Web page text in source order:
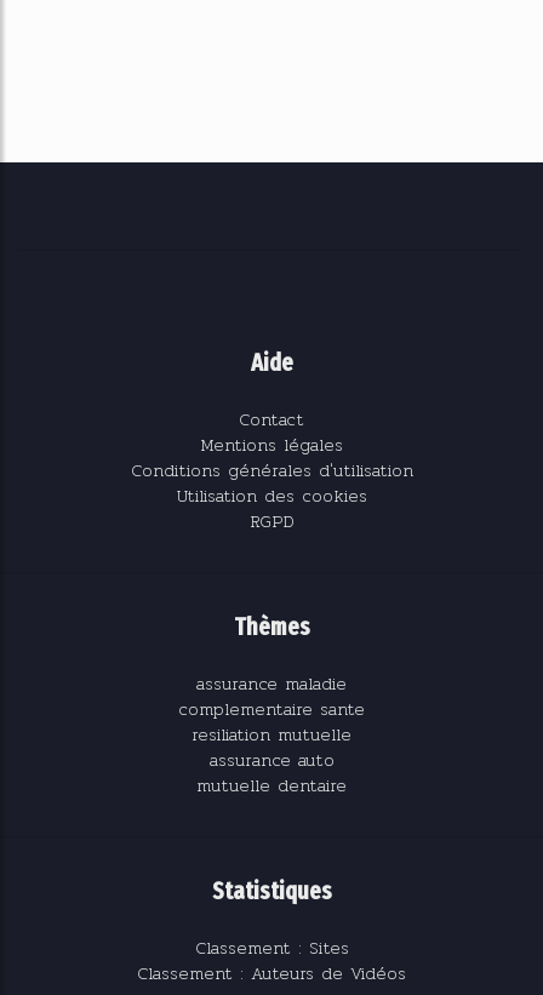
Aide
Contact
Mentions légales
Conditions générales d'utilisation
Utilisation des cookies
RGPD
Thèmes
assurance maladie
complementaire sante
resiliation mutuelle
assurance auto
mutuelle dentaire
Statistiques
Classement : Sites
Classement : Auteurs de Vidéos